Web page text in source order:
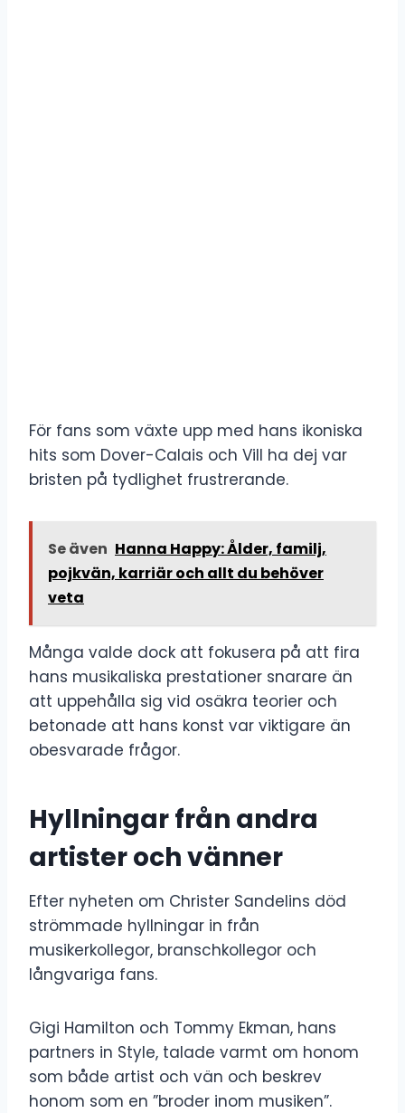
För fans som växte upp med hans ikoniska
hits som Dover-Calais och Vill ha dej var
bristen på tydlighet frustrerande.
Se även Hanna Happy: Ålder, familj,
pojkvän, karriär och allt du behöver
veta
Många valde dock att fokusera på att fira
hans musikaliska prestationer snarare än
att uppehålla sig vid osäkra teorier och
betonade att hans konst var viktigare än
obesvarade frågor.
Hyllningar från andra
artister och vänner
Efter nyheten om Christer Sandelins död
strömmade hyllningar in från
musikerkollegor, branschkollegor och
långvariga fans.
Gigi Hamilton och Tommy Ekman, hans
partners in Style, talade varmt om honom
som både artist och vän och beskrev
honom som en ”broder inom musiken”.